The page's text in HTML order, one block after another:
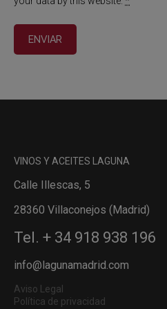
VINOS Y ACEITES LAGUNA
Calle Illescas, 5
28360 Villaconejos (Madrid)
Tel. + 34 918 938 196
info@lagunamadrid.com
Aviso Legal
Política de privacidad